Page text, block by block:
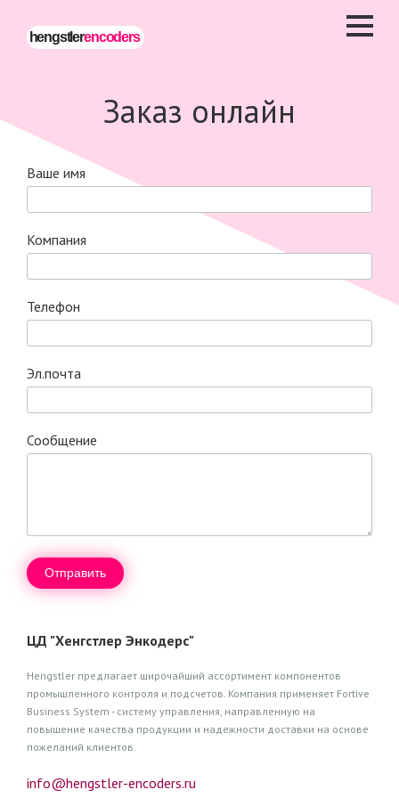
основному
hengstlerencoders
Заказ онлайн
Ваше имя
Компания
Телефон
Эл.почта
Сообщение
ЦД "Хенгстлер Энкодерс"
Hengstler предлагает широчайший ассортимент компонентов
промышленного контроля и подсчетов. Компания применяет Fortive
Business System - систему управления, направленную на
повышение качества продукции и надежности доставки на основе
пожеланий клиентов.
info@hengstler-encoders.ru